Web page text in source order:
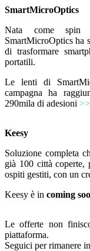
SmartMicroOptics
Nata come spin
SmartMicroOptics ha
di trasformare
portatili.
Le lenti di
campagna ha
290mila di adesioni
Keesy
Soluzione completa
già 100 città
ospiti gestiti, con un
Keesy è in coming
Le offerte non
piattaforma.
Seguici per rimanere